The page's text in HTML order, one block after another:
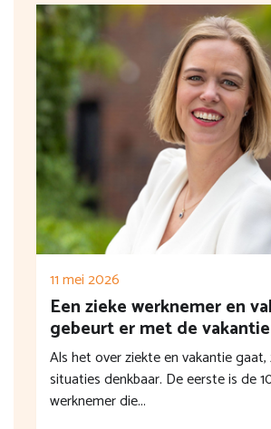
11 mei 2026
Een zieke werknemer en
gebeurt er met de
Als het over ziekte en vakantie gaat,
situaties denkbaar. De eerste is de
werknemer die...